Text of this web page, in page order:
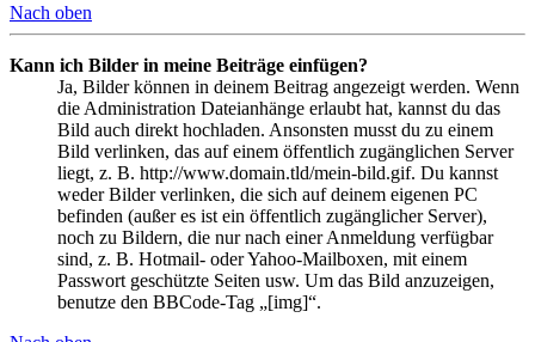
Nach oben
Kann ich Bilder in meine Beiträge einfügen?
Ja, Bilder können in deinem Beitrag angezeigt werden. Wenn
die Administration Dateianhänge erlaubt hat, kannst du das
Bild auch direkt hochladen. Ansonsten musst du zu einem
Bild verlinken, das auf einem öffentlich zugänglichen Server
liegt, z. B. http://www.domain.tld/mein-bild.gif. Du kannst
weder Bilder verlinken, die sich auf deinem eigenen PC
befinden (außer es ist ein öffentlich zugänglicher Server),
noch zu Bildern, die nur nach einer Anmeldung verfügbar
sind, z. B. Hotmail- oder Yahoo-Mailboxen, mit einem
Passwort geschützte Seiten usw. Um das Bild anzuzeigen,
benutze den BBCode-Tag „[img]“.